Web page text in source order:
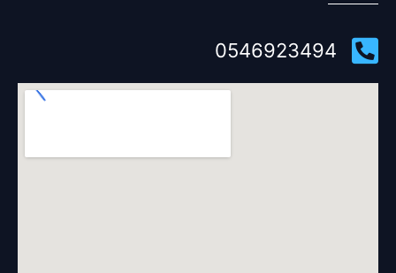
0546923494